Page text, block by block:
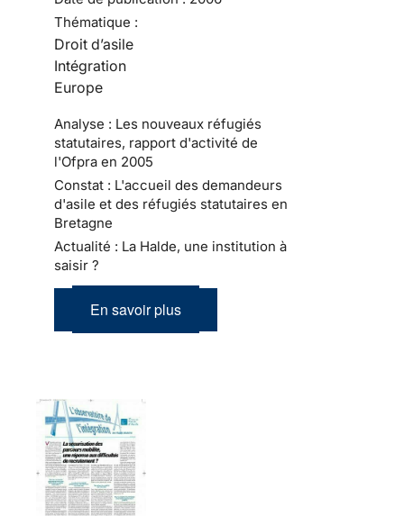
Thématique :
Droit d’asile
Intégration
Europe
Analyse : Les nouveaux réfugiés
statutaires, rapport d'activité de
l'Ofpra en 2005
Constat : L'accueil des demandeurs
d'asile et des réfugiés statutaires en
Bretagne
Actualité : La Halde, une institution à
saisir ?
En savoir plus